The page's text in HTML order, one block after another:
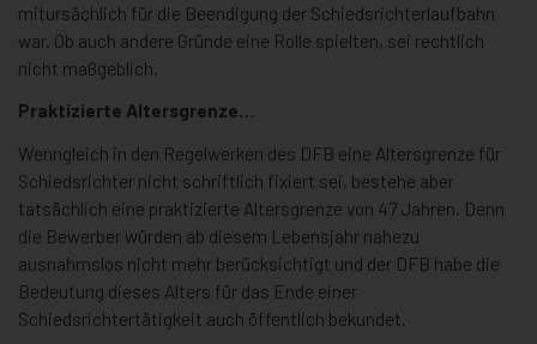
mitursächlich für die Beendigung der Schiedsrichterlaufbahn
war. Ob auch andere Gründe eine Rolle spielten, sei rechtlich
nicht maßgeblich.
Praktizierte Altersgrenze…
Wenngleich in den Regelwerken des DFB eine Altersgrenze für
Schiedsrichter nicht schriftlich fixiert sei, bestehe aber
tatsächlich eine praktizierte Altersgrenze von 47 Jahren. Denn
die Bewerber würden ab diesem Lebensjahr nahezu
ausnahmslos nicht mehr berücksichtigt und der DFB habe die
Bedeutung dieses Alters für das Ende einer
Schiedsrichtertätigkeit auch öffentlich bekundet.